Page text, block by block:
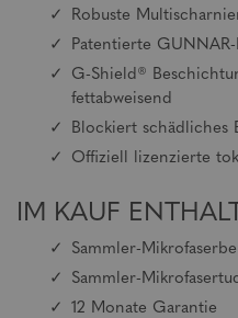
Robuste
Patentierte
G-Shield®
fettabweisend
Blockiert schädliches
Offiziell lizenzierte
IM KAUF
Sammler-
Sammler-
12 Monate Garantie